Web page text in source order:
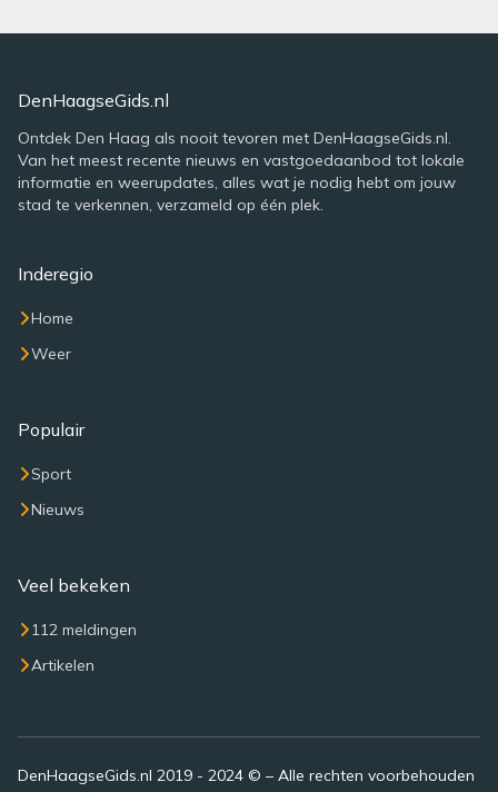
DenHaagseGids.nl
Ontdek Den Haag als nooit tevoren met DenHaagseGids.nl.
Van het meest recente nieuws en vastgoedaanbod tot lokale
informatie en weerupdates, alles wat je nodig hebt om jouw
stad te verkennen, verzameld op één plek.
Inderegio
Home
Weer
Populair
Sport
Nieuws
Veel bekeken
112 meldingen
Artikelen
DenHaagseGids.nl 2019 - 2024 © – Alle rechten voorbehouden